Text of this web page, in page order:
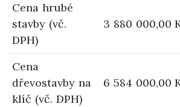
Cena hrubé
stavby (vč.
DPH)
3 880 000,00
Cena
dřevostavby na
klíč (vč. DPH)
6 584 000,00